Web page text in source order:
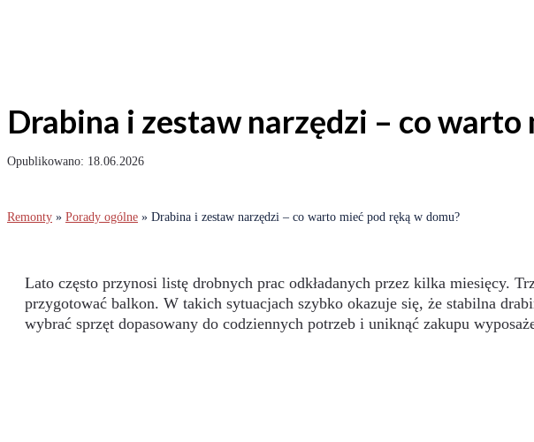
Drabina i zestaw narzędzi – co warto
18.06.2026
Remonty » Porady ogólne » Drabina i zestaw narzędzi – co warto mieć pod ręką w domu?
Lato często przynosi listę drobnych prac odkładanych przez kilka miesięcy.
przygotować balkon. W takich sytuacjach szybko okazuje się, że stabilna
wybrać sprzęt dopasowany do codziennych potrzeb i uniknąć zakupu